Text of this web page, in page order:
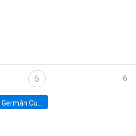
5
Germán Cubas, University of Houston
6